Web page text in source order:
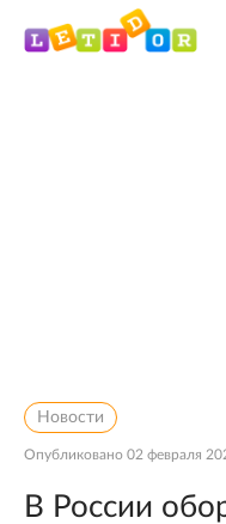
Новости
Опубликовано 02 февраля
В России